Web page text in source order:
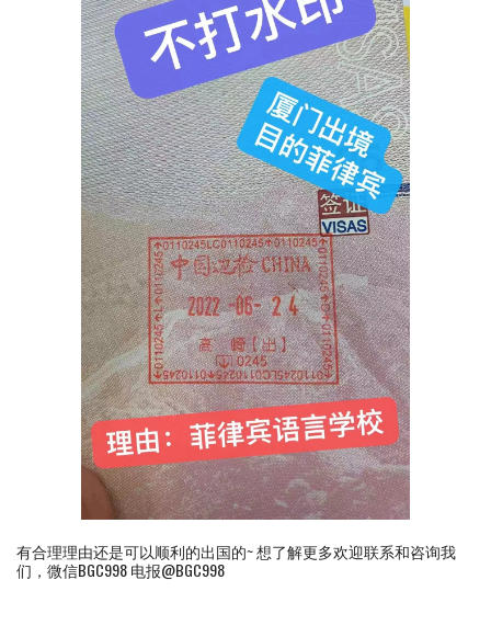
有合理理由还是可以顺利的出国的~ 想了解更多欢迎联系和咨询我
们，微信BGC998 电报@BGC998